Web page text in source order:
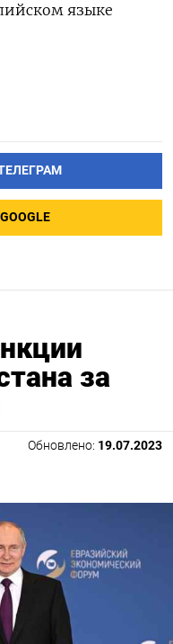
языке
за
Обновлено: 19.07.2023